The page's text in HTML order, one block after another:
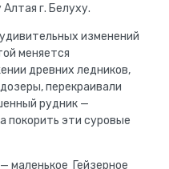
г. Белуху.
изменений
меняется
древних ледников,
перекраивали
рудник —
покорить эти суровые
маленькое Гейзерное